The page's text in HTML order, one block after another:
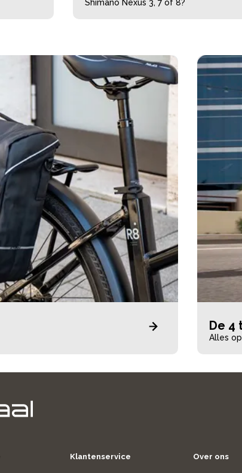
Shimano Nexus 3, 7 of 8?
De 4
Alles
Klantenservice Over ons